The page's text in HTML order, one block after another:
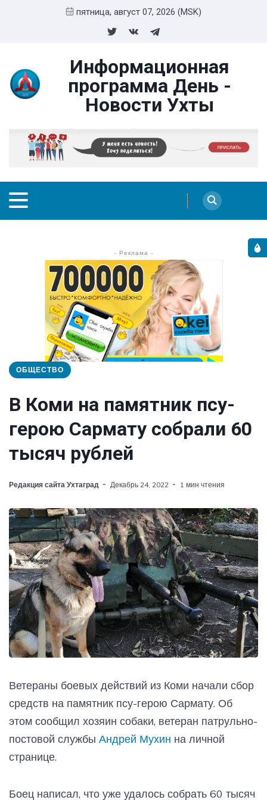
пятница, август 07, 2026 (MSK)
Информационная
программа День -
Новости Ухты
- Реклама -
ОБЩЕСТВО
В Коми на памятник псу-
герою Сармату собрали 60
тысяч рублей
Редакция сайта Ухтаград Декабрь 24, 2022 1 мин чтения
Ветераны боевых действий из Коми начали сбор
средств на памятник псу-герою Сармату. Об
этом сообщил хозяин собаки, ветеран патрульно-
постовой службы Андрей Мухин на личной
странице.
Боец написал, что уже удалось собрать 60 тысяч